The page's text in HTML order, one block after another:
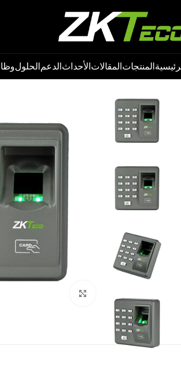
المنتجاتالمقالاتالأحداثالدعمالحلول